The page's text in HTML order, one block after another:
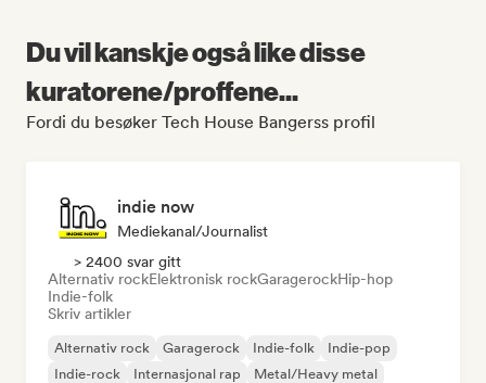
Du vil kanskje også like disse
kuratorene/proffene...
Fordi du besøker Tech House Bangerss profil
indie now
Mediekanal/journalist
> 2400 svar gitt
Alternativ rockElektronisk rockGaragerockHip-hop
Indie-folk
Skriv artikler
Alternativ rock Garagerock Indie-folk
Indie-pop
Indie-rock
Internasjonal rap
Metal/Heavy metal